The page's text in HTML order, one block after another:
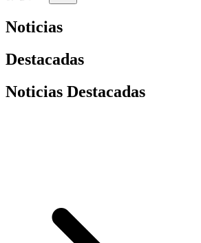
Noticias
Destacadas
Noticias Destacadas